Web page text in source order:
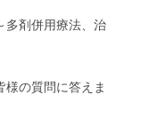
剤併用療法、治
の質問に答えま